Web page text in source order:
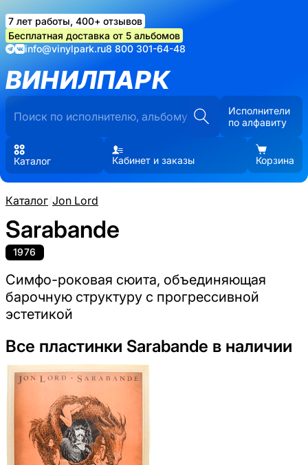
7 лет работы, 400+ отзывов
Бесплатная доставка от 5 альбомов
info@vinylpark.ru8 800 301-64-48
ВИНИЛПАРК
Исполнители
по алфавиту
Каталог Кабинет и заказы Корзина
Каталог/Jon Lord
Sarabande
1976
Симфо-роковая сюита, объединяющая
барочную структуру с прогрессивной
эстетикой
Все пластинки Sarabande в наличии